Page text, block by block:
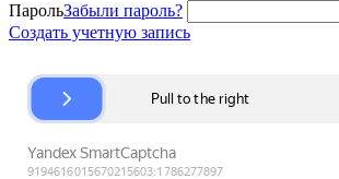
ПарольЗабыли пароль?
Создать учетную запись